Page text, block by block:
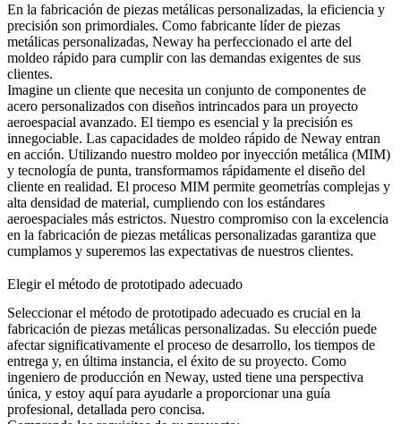
En la fabricación de piezas metálicas personalizadas, la eficiencia y
precisión son primordiales. Como fabricante líder de piezas
metálicas personalizadas, Neway ha perfeccionado el arte del
moldeo rápido para cumplir con las demandas exigentes de sus
clientes.
Imagine un cliente que necesita un conjunto de componentes de
acero personalizados con diseños intrincados para un proyecto
aeroespacial avanzado. El tiempo es esencial y la precisión es
innegociable. Las capacidades de moldeo rápido de Neway entran
en acción. Utilizando nuestro moldeo por inyección metálica (MIM)
y tecnología de punta, transformamos rápidamente el diseño del
cliente en realidad. El proceso MIM permite geometrías complejas y
alta densidad de material, cumpliendo con los estándares
aeroespaciales más estrictos. Nuestro compromiso con la excelencia
en la fabricación de piezas metálicas personalizadas garantiza que
cumplamos y superemos las expectativas de nuestros clientes.
Elegir el método de prototipado adecuado
Seleccionar el método de prototipado adecuado es crucial en la
fabricación de piezas metálicas personalizadas. Su elección puede
afectar significativamente el proceso de desarrollo, los tiempos de
entrega y, en última instancia, el éxito de su proyecto. Como
ingeniero de producción en Neway, usted tiene una perspectiva
única, y estoy aquí para ayudarle a proporcionar una guía
profesional, detallada pero concisa.